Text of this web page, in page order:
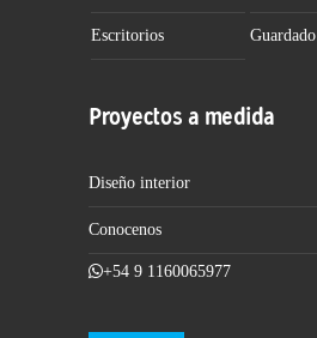
Escritorios Guardado
Proyectos a medida
Diseño interior
Conocenos
+54 9 1160065977